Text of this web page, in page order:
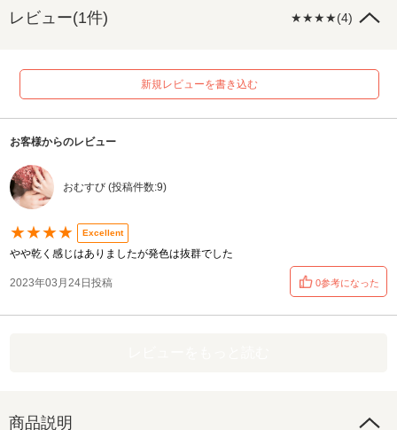
レビュー(1件) ★★★★(4)
新規レビューを書き込む
お客様からのレビュー
おむすび (投稿件数:9)
★★★★ Excellent
やや乾く感じはありましたが発色は抜群でした
2023年03月24日投稿 0参考になった
商品説明